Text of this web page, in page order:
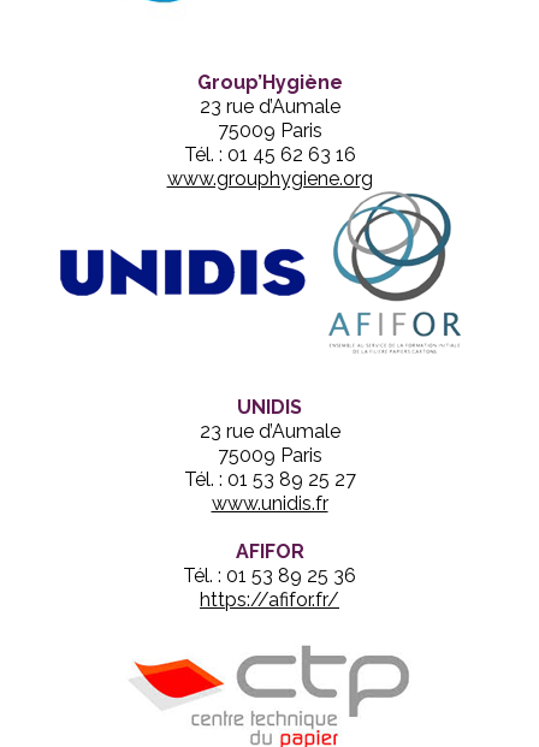
Group’Hygiène
23 rue d’Aumale
75009 Paris
Tél. : 01 45 62 63 16
www.grouphygiene.org
UNIDIS
23 rue d’Aumale
75009 Paris
Tél. : 01 53 89 25 27
www.unidis.fr
AFIFOR
Tél. : 01 53 89 25 36
https://afifor.fr/